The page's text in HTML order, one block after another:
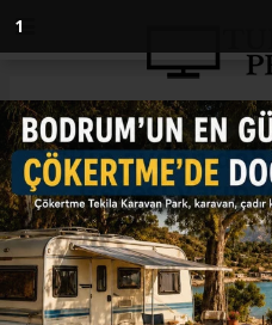
Anasayfa GÜNDEM
"Bin aydan
Gecesi yarın
15.03.2026 - 16:39,